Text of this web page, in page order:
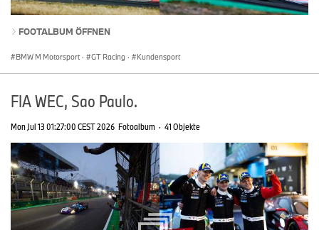
FOOTALBUM ÖFFNEN
BMW M Motorsport · GT Racing · Kundensport
FIA WEC, Sao Paulo.
Mon Jul 13 01:27:00 CEST 2026 Fotoalbum · 41 Objekte